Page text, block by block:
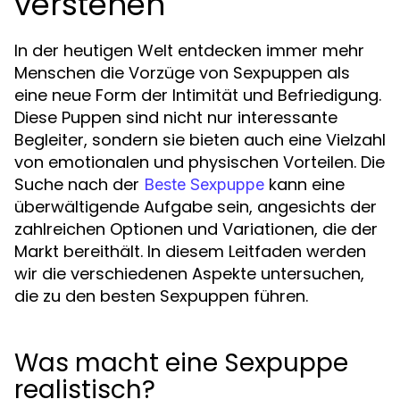
In der heutigen Welt entdecken immer mehr
Menschen die Vorzüge von Sexpuppen als
eine neue Form der Intimität und Befriedigung.
Diese Puppen sind nicht nur interessante
Begleiter, sondern sie bieten auch eine Vielzahl
von emotionalen und physischen Vorteilen. Die
Suche nach der Beste Sexpuppe kann eine
überwältigende Aufgabe sein, angesichts der
zahlreichen Optionen und Variationen, die der
Markt bereithält. In diesem Leitfaden werden
wir die verschiedenen Aspekte untersuchen,
die zu den besten Sexpuppen führen.
Was macht eine Sexpuppe
realistisch?